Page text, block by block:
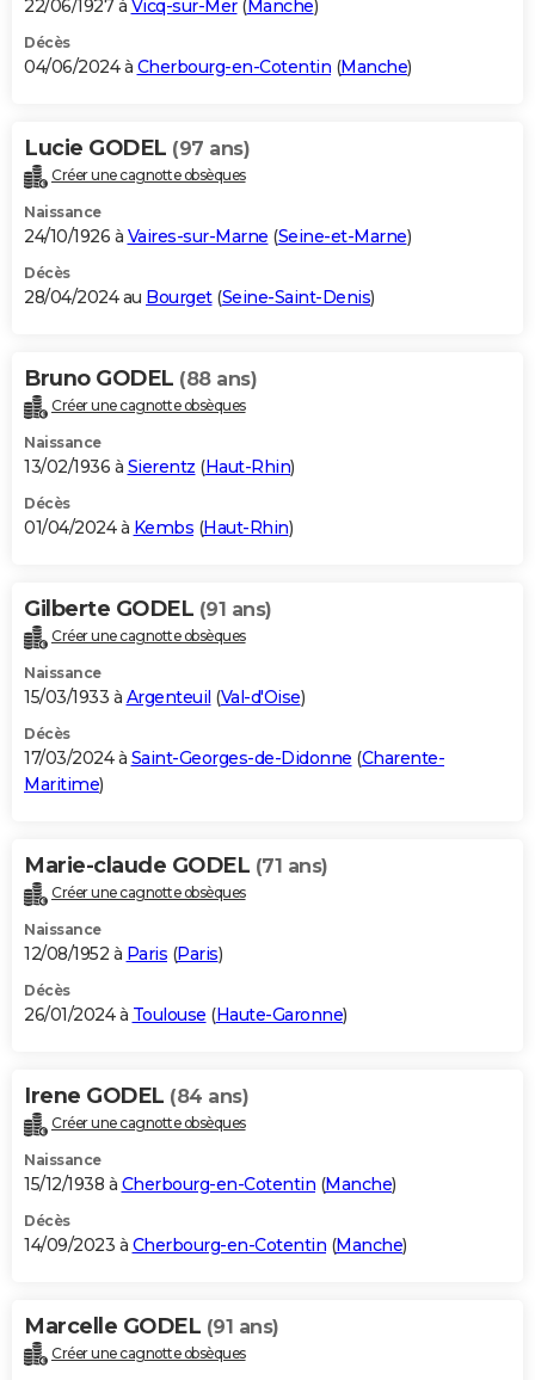
22/06/1927 à Vicq-sur-Mer( Manche)
Décès
04/06/2024 à Cherbourg-en-Cotentin (Manche)
Lucie GODEL (97 ans)
Créer une cagnotte obsèques
Naissance
24/10/1926 à Vaires-sur-Marne (Seine-et-Marne)
Décès
28/04/2024 au Bourget(Seine-Saint-Denis)
Bruno GODEL (88 ans)
Créer une cagnotte obsèques
Naissance
13/02/1936 à Sierentz (Haut-Rhin)
Décès
01/04/2024 à Kembs (Haut-Rhin)
Gilberte GODEL (91 ans)
Créer une cagnotte obsèques
Naissance
15/03/1933 à Argenteuil (Val-d'Oise)
Décès
17/03/2024 à Saint-Georges-de-Didonne (Charente-
Maritime)
Marie-claude GODEL (71 ans)
Créer une cagnotte obsèques
Naissance
12/08/1952 à Paris (Paris)
Décès
26/01/2024 à Toulouse (Haute-Garonne)
Irene GODEL (84 ans)
Créer une cagnotte obsèques
Naissance
15/12/1938 à Cherbourg-en-Cotentin (Manche)
Décès
14/09/2023 à Cherbourg-en-Cotentin (Manche)
Marcelle GODEL (91 ans)
Créer une cagnotte obsèques